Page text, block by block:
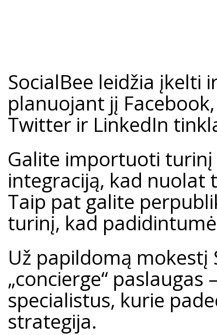
SocialBee leidžia
planuojant jį
Twitter ir LinkedIn
Galite importuoti turinį
integraciją, kad
Taip pat galite
turinį, kad
Už papildomą mokestį
„concierge“
specialistus, kurie
strategija.